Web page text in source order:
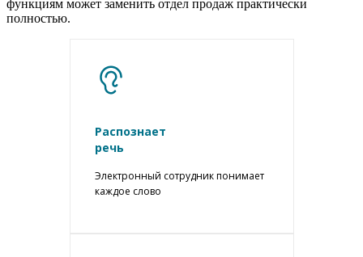
функциям может заменить отдел продаж практически
полностью.
Распознает
речь
Электронный сотрудник понимает
каждое слово